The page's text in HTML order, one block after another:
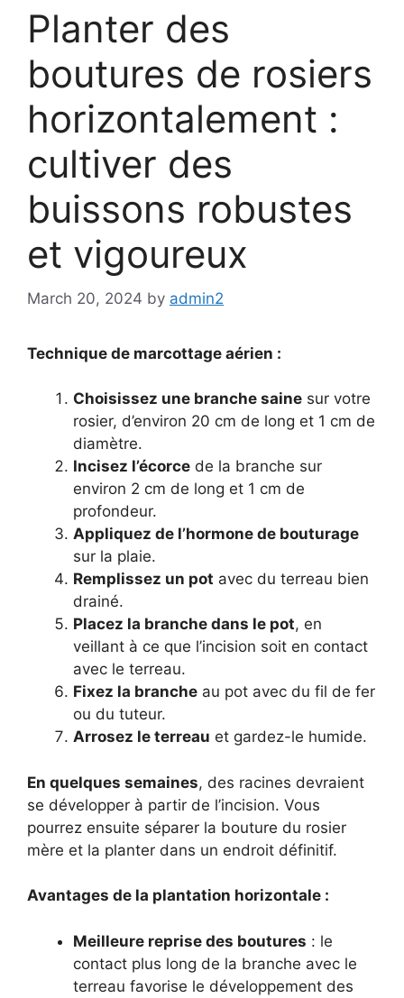
Planter des
boutures de rosiers
horizontalement :
cultiver des
buissons robustes
et vigoureux
March 20, 2024 by admin2
Technique de marcottage aérien :
Choisissez une branche saine sur votre
rosier, d’environ 20 cm de long et 1 cm de
diamètre.
Incisez l’écorce de la branche sur
environ 2 cm de long et 1 cm de
profondeur.
Appliquez de l’hormone de bouturage
sur la plaie.
Remplissez un pot avec du terreau bien
drainé.
Placez la branche dans le pot, en
veillant à ce que l’incision soit en contact
avec le terreau.
Fixez la branche au pot avec du fil de fer
ou du tuteur.
Arrosez le terreau et gardez-le humide.
En quelques semaines, des racines devraient
se développer à partir de l’incision. Vous
pourrez ensuite séparer la bouture du rosier
mère et la planter dans un endroit définitif.
Avantages de la plantation horizontale :
Meilleure reprise des boutures : le
contact plus long de la branche avec le
terreau favorise le développement des